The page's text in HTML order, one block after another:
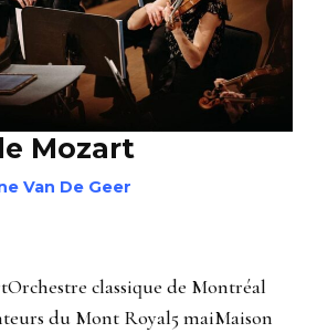
Mozart
Van De Geer
classique de Montréal
du Mont Royal5 maiMaison